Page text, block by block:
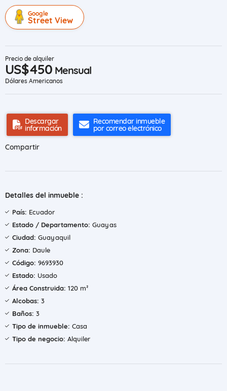
Google
Street View
Precio de alquiler
US$450 Mensual
Dólares Americanos
Descargar
información
Recomendar inmueble
por correo electrónico
Compartir
Detalles del inmueble :
País: Ecuador
Estado / Departamento: Guayas
Ciudad: Guayaquil
Zona: Daule
Código: 9693930
Estado: Usado
Área Construida: 120 m²
Alcobas: 3
Baños: 3
Tipo de inmueble: Casa
Tipo de negocio: Alquiler